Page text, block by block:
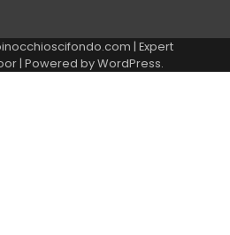
| Expert
| Powered byWordPress.